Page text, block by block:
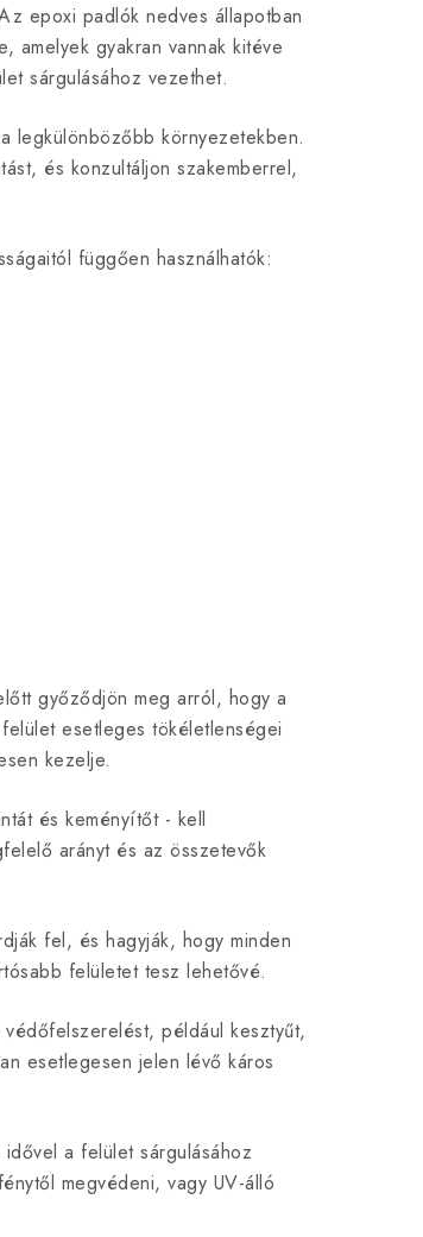
epoxi padlók nedves állapotban
amelyek gyakran vannak kitéve
sárgulásához vezethet.
legkülönbözőbb környezetekben.
és konzultáljon szakemberrel,
függően használhatók:
győződjön meg arról, hogy a
esetleges tökéletlenségei
kezelje.
és keményítőt - kell
arányt és az összetevők
fel, és hagyják, hogy minden
felületet tesz lehetővé.
például kesztyűt,
esetlegesen jelen lévő káros
a felület sárgulásához
megvédeni, vagy UV-álló